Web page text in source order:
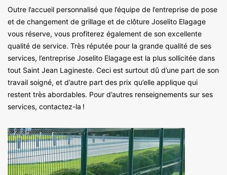
Outre l’accueil personnalisé que l’équipe de l’entreprise de pose
et de changement de grillage et de clôture Joselito Elagage
vous réserve, vous profiterez également de son excellente
qualité de service. Très réputée pour la grande qualité de ses
services, l’entreprise Joselito Elagage est la plus sollicitée dans
tout Saint Jean Lagineste. Ceci est surtout dû d’une part de son
travail soigné, et d’autre part des prix qu’elle applique qui
restent très abordables. Pour d’autres renseignements sur ses
services, contactez-la !